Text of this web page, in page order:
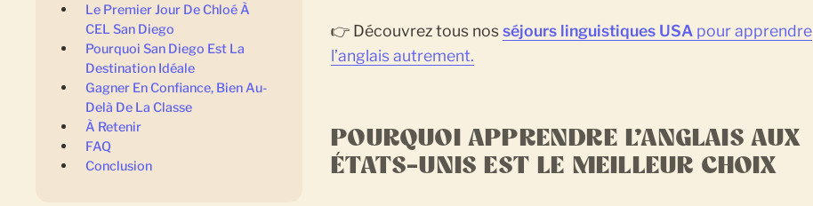
Le Premier Jour De Chloé À
CEL San Diego
Pourquoi San Diego Est La
Destination Idéale
Gagner En Confiance, Bien Au-
Delà De La Classe
À Retenir
FAQ
Conclusion
👉 Découvrez tous nosséjours linguistiques USA pour apprendre
l’anglais autrement.
POURQUOI APPRENDRE L’ANGLAIS AUX
ÉTATS-UNIS EST LE MEILLEUR CHOIX